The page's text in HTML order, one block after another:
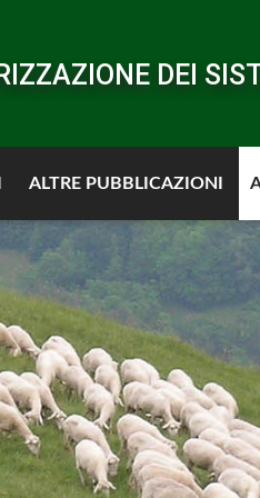
DEI
ALTRE PUBBLICAZIONI